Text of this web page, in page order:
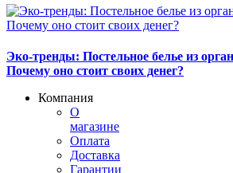
Эко-тренды: Постельное белье из
Почему оно стоит своих денег?
Компания
О
магазине
Оплата
Доставка
Гарантии